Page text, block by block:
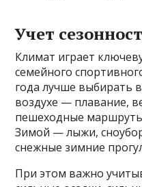
Учет
Климат играет
семейного
года лучше выбирать
воздухе — плавание,
пешеходные
Зимой — лыжи,
снежные зимние
При этом важно